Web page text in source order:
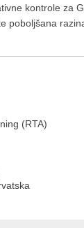
kontrole za
poboljšana
(RTA)